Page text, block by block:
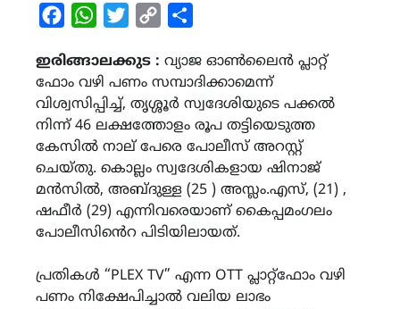
FacebookWhatsAppTwitterCopy
ഇരിങ്ങാലക്കുട : വ്യാജ ഓൺലൈൻ പ്ലാറ്റ്
ഫോം വഴി പണം സമ്പാദിക്കാമെന്ന്
വിശ്വസിപ്പിച്ച്, തൃശ്ശൂർ സ്വദേശിയുടെ പക്കൽ
നിന്ന് 46 ലക്ഷത്തോളം രൂപ തട്ടിയെടുത്ത
കേസിൽ നാല് പേരെ പോലീസ് അറസ്റ്റ്
ചെയ്തു. കൊല്ലം സ്വദേശികളായ ഷിനാജ്
മൻസിൽ, അബ്ദുള്ള (25 ) അസ്ലം.എസ്, (21) ,
ഷഫീർ (29) എന്നിവരെയാണ് കൈപ്പമംഗലം
പോലീസിൻെറ പിടിയിലായത്.
പ്രതികൾ “PLEX TV” എന്ന OTT പ്ലാറ്റ്ഫോം വഴി
പണം നിക്ഷേപിച്ചാൽ വലിയ ലാഭം